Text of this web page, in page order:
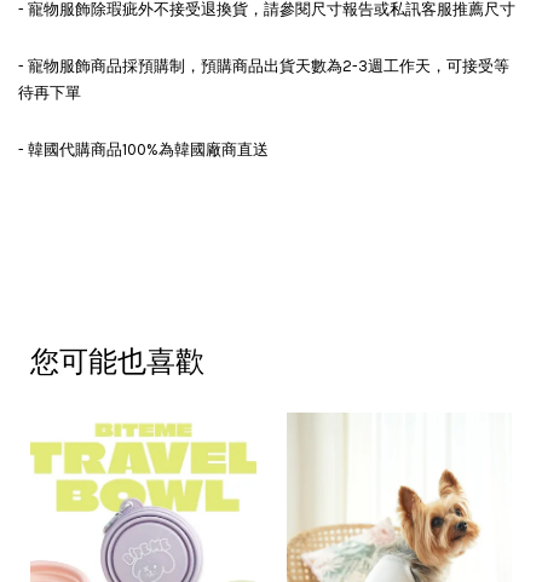
- 寵物服飾除瑕疵外不接受退換貨，請參閱尺寸報告或私訊客服推薦尺寸
- 寵物服飾商品採預購制，預購商品出貨天數為2-3週工作天，可接受等
待再下單
- 韓國代購商品100%為韓國廠商直送
您可能也喜歡